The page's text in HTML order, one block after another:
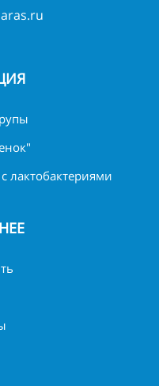
лактобактериями